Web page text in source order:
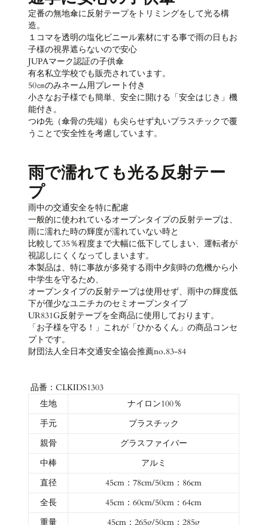
定番の無地傘に反射テープをトリミングをして光る構
造。
１コマを透明の塩化ビニール素材にする事で雨の日もお
子様の視界遮らないので安心
JUPAマーク認証の子供傘
有名私立学校でも販売されています。
50㎝のみネーム用プレート付き
小さなお子様でも簡単、安全に開ける「安全はじき」機
能付き。
つゆ先（傘骨の先端）も尖らせず丸いプラスチックで覆
うことで安全性を考慮しています。
雨で濡れても光る反射テー
プ
雨中の交通安全を特に配慮
一般的に使われているオープンタイプの反射テープは、
雨に濡れた時の輝度が濡れていない時と
比較して35％程度まで大幅に低下してしまい、運転者が
視認しにくくなってしまいます。
本製品は、特に事故が多発する雨中夕刻時の危機から小
中学生を守るため、
オープンタイプの反射テープは使用せず、雨中の輝度低
下が僅少なユニチカのセミオープンタイプ
UR831G反射テープを全商品に使用しております。
「お子様を守る！」これが「ひかるくん」の商品コンセ
プトです。
財団法人全日本交通安全協会推薦no.83-84
品番：CLKIDS1303
生地
ナイロン100％
手元
プラスチック
親骨
グラスファイバー
中棒
アルミ
直径
45cm：78cm/50cm：86cm
全長
45cm：60cm/50cm：64cm
重量
45cm：265g/50cm：285g